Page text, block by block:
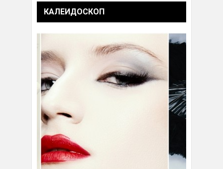
КАЛЕИДОСКОП